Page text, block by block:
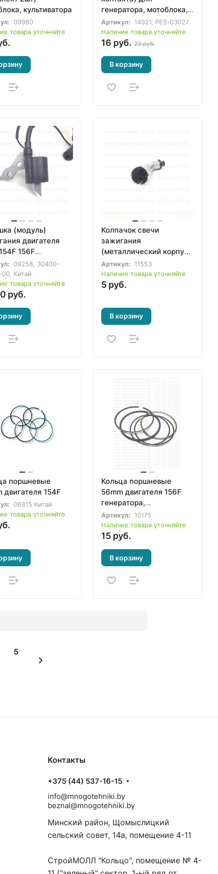
культиватора
09980
товара уточняйте
генератора, мотоблока,
культиватора,
электростанции
Артикул:
14921, PES-03027
Наличие товара уточняйте
16 руб. 23 руб.
В корзину
(модуль)
двигателя
156F
09258, 30400-
00, Китай
товара уточняйте
руб.
Колпачок свечи
зажигания
(металлический корпус)
с резистором 10 кОм
двигателя мотоблока,
культиватора,
Артикул:
11553
Наличие товара уточняйте
5 руб.
В корзину
поршневые
двигателя 154F
06815 Китай
товара уточняйте
Кольца поршневые
56mm двигателя 156F
генератора,
культиватора, мотоблока
Артикул:
10175
Наличие товара уточняйте
15 руб.
В корзину
5
Контакты
+375 (44) 537-16-15
info@mnogotehniki.by
beznal@mnogotehniki.by
Минский район, Щомыслицкий
сельский совет, 14а, помещение 4-11
СтройМОЛЛ "Кольцо", помещение № 4-